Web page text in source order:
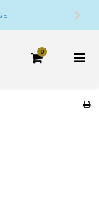
0